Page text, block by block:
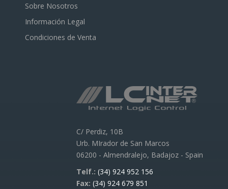
Sobre Nosotros
Información Legal
Condiciones de Venta
C/ Perdiz, 10B
Urb. MIrador de San Marcos
06200 - Almendralejo, Badajoz - Spain
Telf.: (34) 924 952 156
Fax: (34) 924 679 851